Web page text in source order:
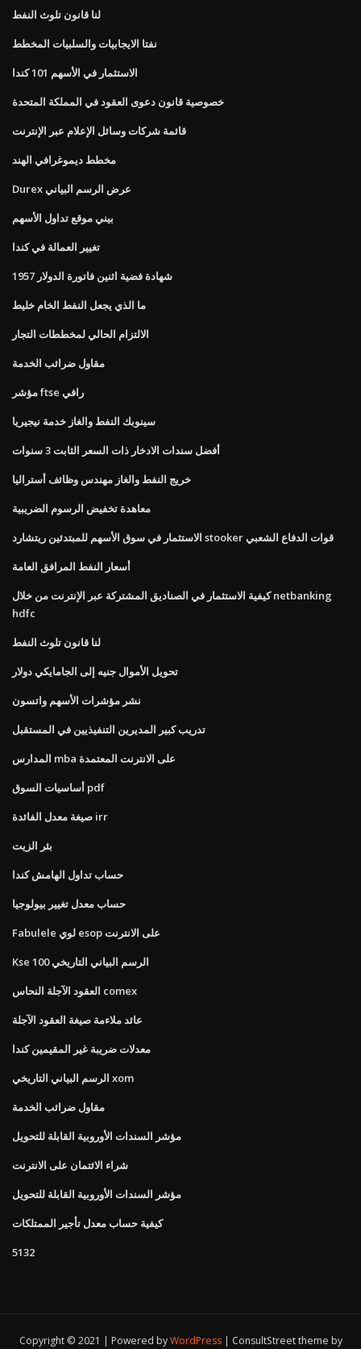
لنا قانون تلوث النفط
نفتا الايجابيات والسلبيات المخطط
الاستثمار في الأسهم 101 كندا
خصوصية قانون دعوى العقود في المملكة المتحدة
قائمة شركات وسائل الإعلام عبر الإنترنت
مخطط ديموغرافي الهند
Durex عرض الرسم البياني
بيني موقع تداول الأسهم
تغيير العمالة في كندا
1957 شهادة فضية اثنين فاتورة الدولار
ما الذي يجعل النفط الخام خليط
الالتزام الحالي لمخططات التجار
مقاول ضرائب الخدمة
مؤشر ftse رافي
سينوبك النفط والغاز خدمة نيجيريا
أفضل سندات الادخار ذات السعر الثابت 3 سنوات
خريج النفط والغاز مهندس وظائف أستراليا
معاهدة تخفيض الرسوم الضريبية
الاستثمار في سوق الأسهم للمبتدئين ريتشارد stooker قوات الدفاع الشعبي
أسعار النفط المرافق العامة
كيفية الاستثمار في الصناديق المشتركة عبر الإنترنت من خلال netbanking
hdfc
لنا قانون تلوث النفط
تحويل الأموال جنيه إلى الجامايكي دولار
نشر مؤشرات الأسهم واتسون
تدريب كبير المديرين التنفيذيين في المستقبل
المدارس mba على الانترنت المعتمدة
أساسيات السوق pdf
صيغة معدل الفائدة irr
بئر الزيت
حساب تداول الهامش كندا
حساب معدل تغيير بيولوجيا
Fabulele لوي esop على الانترنت
Kse 100 الرسم البياني التاريخي
العقود الآجلة النحاس comex
عائد ملاءمة صيغة العقود الآجلة
معدلات ضريبة غير المقيمين كندا
الرسم البياني التاريخي xom
مقاول ضرائب الخدمة
مؤشر السندات الأوروبية القابلة للتحويل
شراء الائتمان على الانترنت
مؤشر السندات الأوروبية القابلة للتحويل
كيفية حساب معدل تأجير الممتلكات
5132
Copyright © 2021 | Powered byWordPress ConsultStreet theme by